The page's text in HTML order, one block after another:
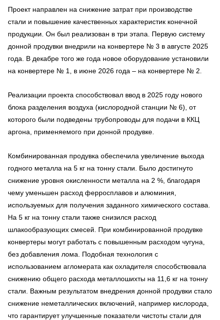
Проект направлен на снижение затрат при производстве
стали и повышение качественных характеристик конечной
продукции. Он был реализован в три этапа. Первую систему
донной продувки внедрили на конвертере № 3 в августе 2025
года. В декабре того же года новое оборудование установили
на конвертере № 1, в июне 2026 года – на конвертере № 2.
Реализации проекта способствовал ввод в 2025 году нового
блока разделения воздуха (кислородной станции № 6), от
которого были подведены трубопроводы для подачи в ККЦ
аргона, применяемого при донной продувке.
Комбинированная продувка обеспечила увеличение выхода
годного металла на 5 кг на тонну стали. Было достигнуто
снижение уровня окисленности металла на 2 %, благодаря
чему уменьшен расход ферросплавов и алюминия,
используемых для получения заданного химического состава.
На 5 кг на тонну стали также снизился расход
шлакообразующих смесей. При комбинированной продувке
конвертеры могут работать с повышенным расходом чугуна,
без добавления лома. Подобная технология с
использованием агломерата как охладителя способствовала
снижению общего расхода металлошихты на 11,6 кг на тонну
стали. Важным результатом внедрения донной продувки стало
снижение неметаллических включений, например кислорода,
что гарантирует улучшенные показатели чистоты стали для